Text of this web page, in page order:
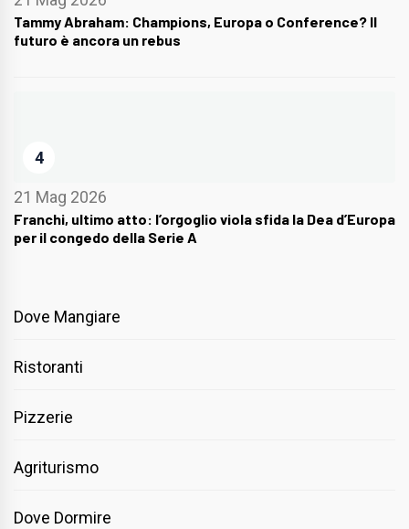
Tammy Abraham: Champions, Europa o Conference? Il
futuro è ancora un rebus
4
21 Mag 2026
Franchi, ultimo atto: l’orgoglio viola sfida la Dea d’Europa
per il congedo della Serie A
Dove Mangiare
Ristoranti
Pizzerie
Agriturismo
Dove Dormire